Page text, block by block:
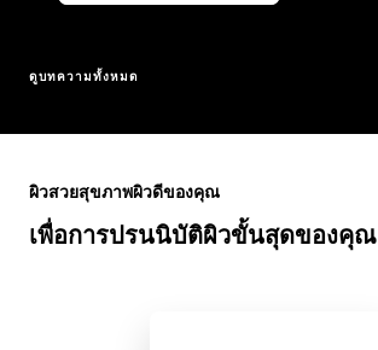
ดูบทความทั้งหมด
เพื่อการปรนนิบัติผิวขั้นสุดของคุณ
ผิวสวยสุขภาพผิวดีของคุณ